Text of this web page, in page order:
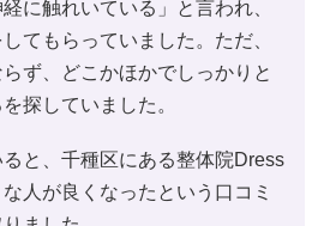
に触れいている」と言われ、
てもらっていました。ただ、
ず、どこかほかでしっかりと
探していました。
と、千種区にある整体院Dress
人が良くなったという口コミ